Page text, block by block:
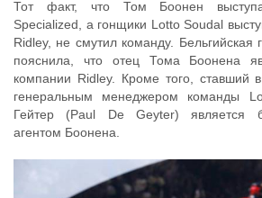
Тот факт, что Том Боонен
Specialized, а гонщики Lotto Soudal
Ridley, не смутил команду. Бельгийская
пояснила, что отец Тома Боонена
компании Ridley. Кроме того, ставший
генеральным менеджером команды
Гейтер (Paul De Geyter) является
агентом Боонена.